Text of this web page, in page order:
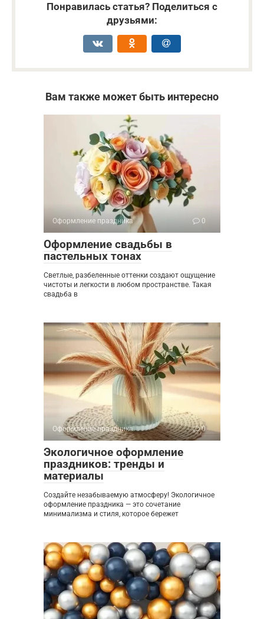
Понравилась статья? Поделиться с
друзьями:
Вам также может быть интересно
Оформление праздника 0
Оформление свадьбы в
пастельных тонах
Светлые, разбеленные оттенки создают ощущение
чистоты и легкости в любом пространстве. Такая
свадьба в
Оформление праздника 0
Экологичное оформление
праздников: тренды и
материалы
Создайте незабываемую атмосферу! Экологичное
оформление праздника — это сочетание
минимализма и стиля, которое бережет